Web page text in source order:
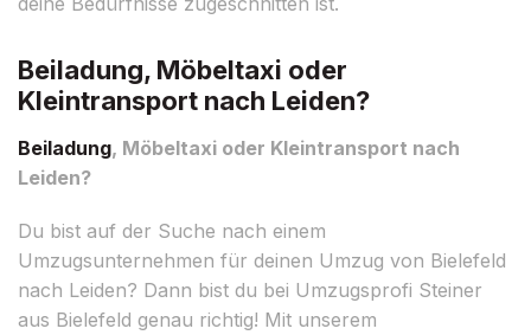
Beiladung, Möbeltaxi oder
Kleintransport nach Leiden?
Beiladung, Möbeltaxi oder Kleintransport nach
Leiden?
Du bist auf der Suche nach einem
Umzugsunternehmen für deinen Umzug von Bielefeld
nach Leiden? Dann bist du bei Umzugsprofi Steiner
aus Bielefeld genau richtig! Mit unserem